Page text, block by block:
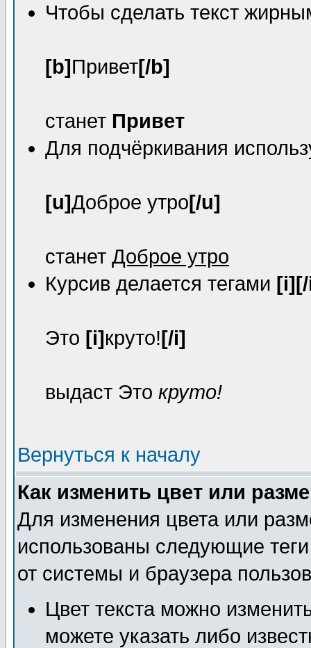
Чтобы сделать текст
[b]Привет[/b]
станет Привет
Для подчёркивания
[u]Доброе утро[/u]
станет Доброе утро
Курсив делается тегами
Это [i]круто![/i]
выдаст Это круто!
Вернуться к началу
Как изменить цвет или
Для изменения цвета или
использованы следующие
от системы и браузера
Цвет текста можно
можете указать либо